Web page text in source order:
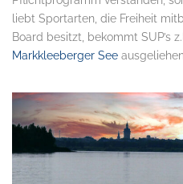
liebt Sportarten, die Freiheit
Board besitzt, bekommt SUP’s
Markkleeberger See